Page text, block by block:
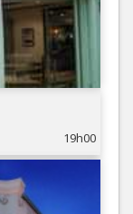
19h00